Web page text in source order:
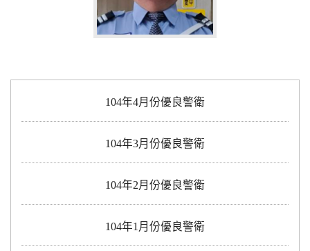
104年4月份優良警衛
104年3月份優良警衛
104年2月份優良警衛
104年1月份優良警衛